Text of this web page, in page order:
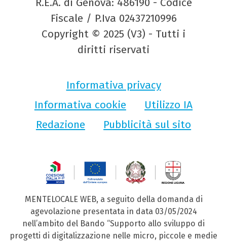
R.E.A. di Genova: 486190 - Codice
Fiscale / P.Iva 02437210996
Copyright © 2025 (V3) - Tutti i
diritti riservati
Informativa privacy
Informativa cookie
Utilizzo IA
Redazione
Pubblicità sul sito
MENTELOCALE WEB, a seguito della domanda di
agevolazione presentata in data 03/05/2024
nell’ambito del Bando “Supporto allo sviluppo di
progetti di digitalizzazione nelle micro, piccole e medie